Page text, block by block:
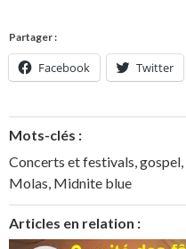
Partager :
Facebook Twitter
Mots-clés :
Concerts et festivals,gospel,
Molas, Midnite blue
Articles en relation :